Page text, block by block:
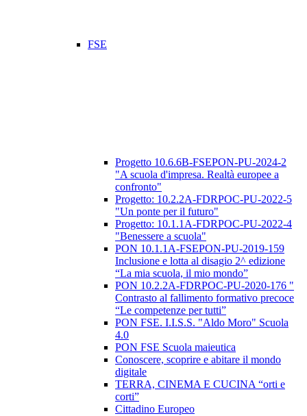
FSE
Progetto 10.6.6B-FSEPON-PU-2024-2
"A scuola d'impresa. Realtà europee a
confronto"
Progetto: 10.2.2A-FDRPOC-PU-2022-5
"Un ponte per il futuro"
Progetto: 10.1.1A-FDRPOC-PU-2022-4
"Benessere a scuola"
PON 10.1.1A-FSEPON-PU-2019-159
Inclusione e lotta al disagio 2^ edizione
“La mia scuola, il mio mondo”
PON 10.2.2A-FDRPOC-PU-2020-176 "
Contrasto al fallimento formativo precoce
“Le competenze per tutti”
PON FSE. I.I.S.S. "Aldo Moro" Scuola
4.0
PON FSE Scuola maieutica
Conoscere, scoprire e abitare il mondo
digitale
TERRA, CINEMA E CUCINA “orti e
corti”
Cittadino Europeo